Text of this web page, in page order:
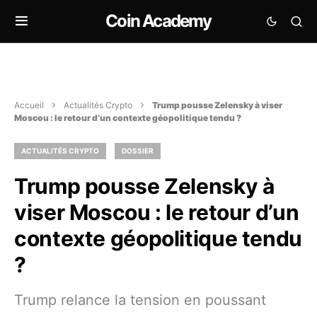
Coin Academy
Accueil Actualités Crypto
Trump pousse Zelensky à viser
Moscou : le retour d’un contexte géopolitique tendu ?
ACTUALITÉS CRYPTO DOSSIER
Trump pousse Zelensky à
viser Moscou : le retour d’un
contexte géopolitique tendu
?
Trump relance la tension en poussant